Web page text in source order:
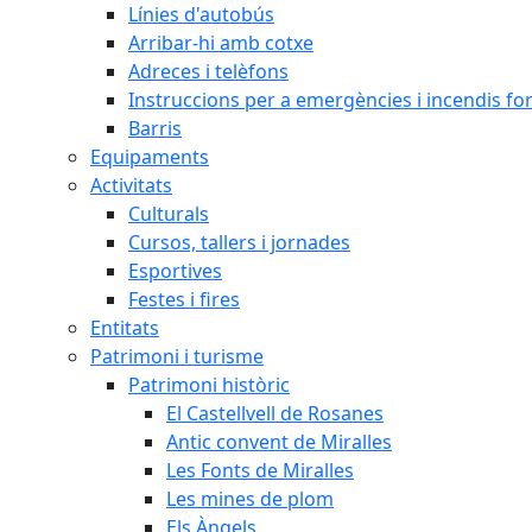
Línies d'autobús
Arribar-hi amb cotxe
Adreces i telèfons
Instruccions per a emergències i incendis
Barris
Equipaments
Activitats
Culturals
Cursos, tallers i jornades
Esportives
Festes i fires
Entitats
Patrimoni i turisme
Patrimoni històric
El Castellvell de Rosanes
Antic convent de Miralles
Les Fonts de Miralles
Les mines de plom